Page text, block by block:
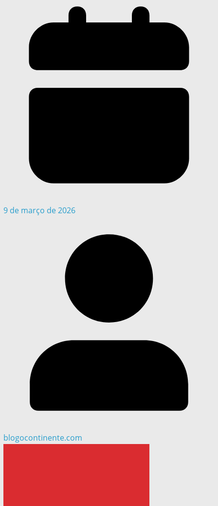
9 de março de 2026
blogocontinente.com